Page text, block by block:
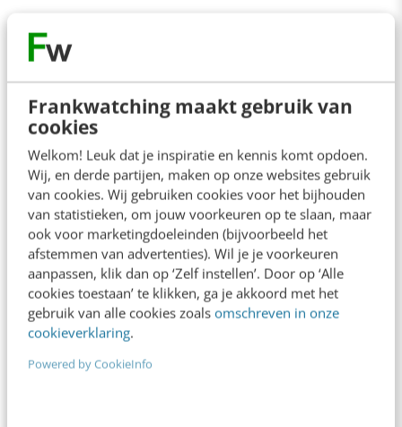
Frankwatching maakt gebruik van
cookies
Welkom! Leuk dat je inspiratie en kennis komt opdoen.
Wij, en derde partijen, maken op onze websites gebruik
van cookies. Wij gebruiken cookies voor het bijhouden
van statistieken, om jouw voorkeuren op te slaan, maar
ook voor marketingdoeleinden (bijvoorbeeld het
afstemmen van advertenties). Wil je je voorkeuren
aanpassen, klik dan op ‘Zelf instellen’. Door op ‘Alle
cookies toestaan’ te klikken, ga je akkoord met het
gebruik van alle cookies zoals omschreven in onze
cookieverklaring.
Powered by CookieInfo
Contact Redactie
redactie@frankwatching.com
+31 30 200 1045
Tarieven
Meer contactopties
Frankwatching
Adverteren